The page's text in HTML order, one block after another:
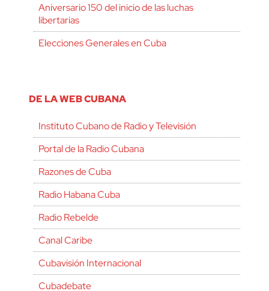
Aniversario 150 del inicio de las luchas
libertarias
Elecciones Generales en Cuba
DE LA WEB CUBANA
Instituto Cubano de Radio y Televisión
Portal de la Radio Cubana
Razones de Cuba
Radio Habana Cuba
Radio Rebelde
Canal Caribe
Cubavisión Internacional
Cubadebate